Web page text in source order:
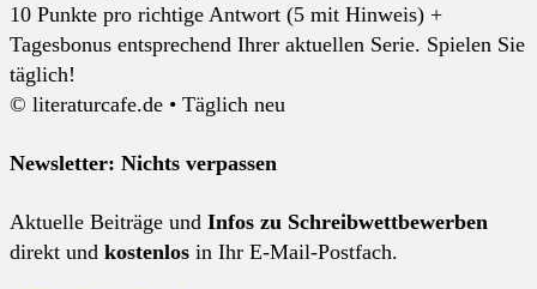
10 Punkte pro richtige Antwort (5 mit Hinweis) +
Tagesbonus entsprechend Ihrer aktuellen Serie. Spielen Sie
täglich!
© literaturcafe.de • Täglich neu
Newsletter: Nichts verpassen
Aktuelle Beiträge und Infos zu Schreibwettbewerben
direkt und kostenlos in Ihr E-Mail-Postfach.